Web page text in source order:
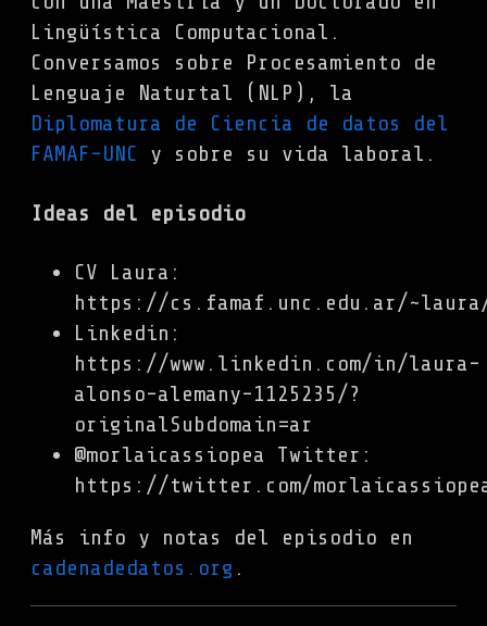
Lingüística Computacional.
Conversamos sobre Procesamiento de
Lenguaje Naturtal (NLP), la
Diplomatura de Ciencia de datos del
FAMAF-UNC y sobre su vida laboral.
Ideas del episodio
CV Laura:
https://cs.famaf.unc.edu.ar/~laura/
Linkedin:
https://www.linkedin.com/in/laura-
alonso-alemany-1125235/?
originalSubdomain=ar
@morlaicassiopea Twitter:
https://twitter.com/
Más info y notas del episodio en
cadenadedatos.org .